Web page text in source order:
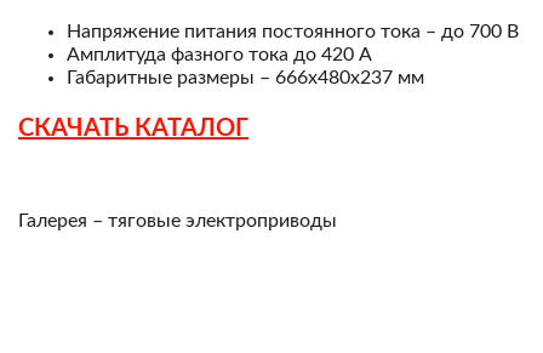
Напряжение питания постоянного тока – до 700 В
Амплитуда фазного тока до 420 А
Габаритные размеры – 666х480х237 мм
СКАЧАТЬ КАТАЛОГ
Галерея – тяговые электроприводы